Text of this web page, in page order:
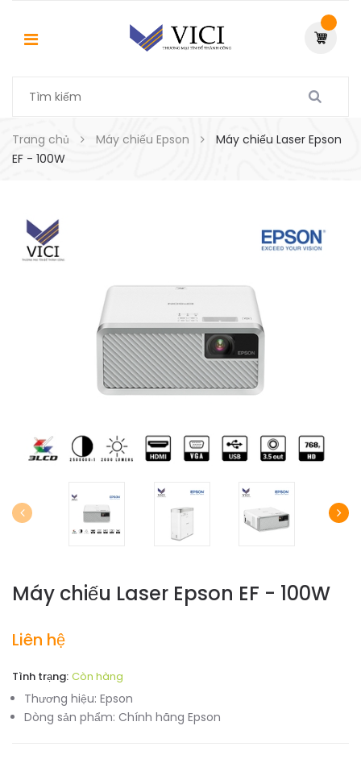
Trang chủ Máy chiếu Epson
Máy chiếu Laser Epson
EF - 100W
Máy chiếu Laser Epson EF - 100W
Liên hệ
Tình trạng: Còn hàng
Thương hiệu: Epson
Dòng sản phẩm: Chính hãng Epson